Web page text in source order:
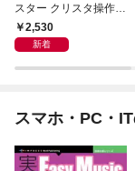
スター クリスタ操作術
決定版 改訂2版 CLIP S
TUDIO PAINT PRO/E
2,530
新着
スマホ・PC・